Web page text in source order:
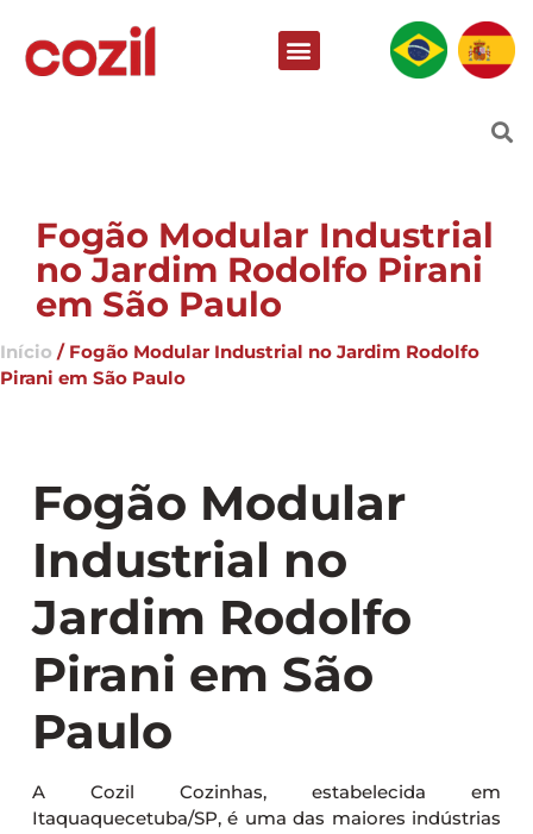
Fogão Modular Industrial
no Jardim Rodolfo Pirani
em São Paulo
Início / Fogão Modular Industrial no Jardim Rodolfo
Pirani em São Paulo
Fogão Modular
Industrial no
Jardim Rodolfo
Pirani em São
Paulo
A Cozil Cozinhas, estabelecida em
Itaquaquecetuba/SP, é uma das maiores indústrias